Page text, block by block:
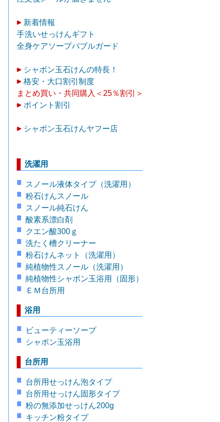
新着情報
手洗いせっけんギフト
全身ケアソープバブルガード
シャボン玉石けんの特長！
格安・大口割引制度
まとめ買い・共同購入＜25％割引＞
ポイント割引
シャボン玉石けんヤフー店
洗濯用
スノール液体タイプ（洗濯用）
粉石けんスノール
スノール純石けん
酸素系漂白剤
クエン酸300ｇ
洗たく槽クリーナー
粉石けんネット（洗濯用）
純植物性スノール（洗濯用）
純植物性シャボン玉浴用（固形）
ＥＭ台所用
浴用
ビューティーソープ
シャボン玉浴用
台所用
台所用せっけん泡タイプ
台所用せっけん固形タイプ
粉の無添加せっけん200g
キッチン粉タイプ